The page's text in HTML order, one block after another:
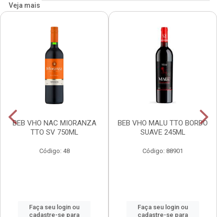
Veja mais
BEB VHO NAC MIORANZA
TTO SV 750ML
Código: 48
Faça seu login ou
cadastre-se para
BEB VHO MALU TTO BORDO
SUAVE 245ML
Código: 88901
Faça seu login ou
cadastre-se para